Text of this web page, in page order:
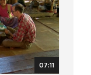
07:11